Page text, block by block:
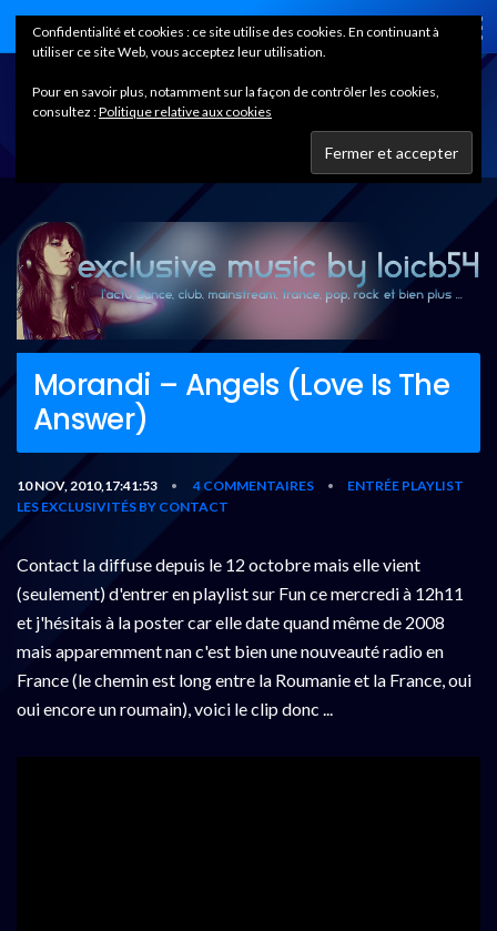
Home
Morandi – Angels (Love Is The
Answer)
10 NOV, 2010,17:41:53 • 4 COMMENTAIRES •
ENTRÉE PLAYLIST
LES EXCLUSIVITÉS BY CONTACT
Contact la diffuse depuis le 12 octobre mais elle vient
(seulement) d'entrer en playlist sur Fun ce mercredi à 12h11
et j'hésitais à la poster car elle date quand même de 2008
mais apparemment nan c'est bien une nouveauté radio en
France (le chemin est long entre la Roumanie et la France, oui
oui encore un roumain), voici le clip donc ...
Confidentialité et cookies : ce site utilise des cookies. En continuant à
utiliser ce site Web, vous acceptez leur utilisation.
Pour en savoir plus, notamment sur la façon de contrôler les cookies,
consultez :Politique relative aux cookies